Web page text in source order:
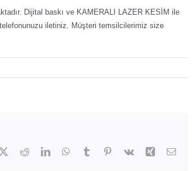
Dijital baskı ve KAMERALI LAZER KESİM ile
iletiniz. Müşteri temsilcilerimiz size
RedditLinkedInWhatsApp
Tumblr Pinterest
Vk Xing Email